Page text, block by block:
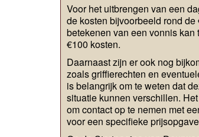
Voor het uitbrengen van een
de kosten bijvoorbeeld rond
betekenen van een vonnis kan
€100 kosten.
Daarnaast zijn er ook nog
zoals griffierechten en
is belangrijk om te weten dat
situatie kunnen verschillen.
om contact op te nemen met
voor een specifieke